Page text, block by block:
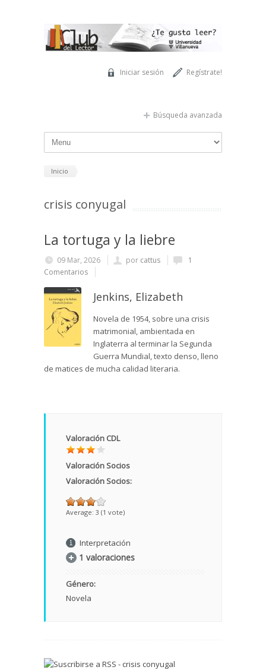
Regístrate!
Iniciar sesión
Búsqueda avanzada
Inicio
crisis conyugal
La tortuga y la liebre
09 Mar, 2026 por cattus
1
Comentarios
Jenkins, Elizabeth
Novela de 1954, sobre una crisis
matrimonial, ambientada en
Inglaterra al terminar la Segunda
Guerra Mundial, texto denso, lleno
de matices de mucha calidad literaria.
Valoración CDL
Valoración Socios
Valoración Socios:
Average: 3 (1 vote)
Interpretación
1 valoraciones
Género:
Novela